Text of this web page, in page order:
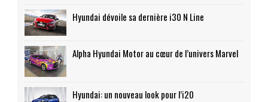
Hyundai dévoile sa dernière i30 N Line
Alpha Hyundai Motor au cœur de l’univers Marvel
Hyundai: un nouveau look pour l’i20